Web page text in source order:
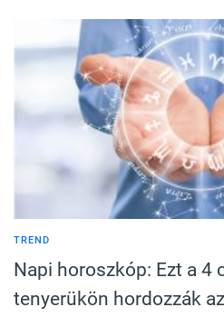
TREND
Napi horoszkóp: Ezt a 4
tenyerükön hordozzák